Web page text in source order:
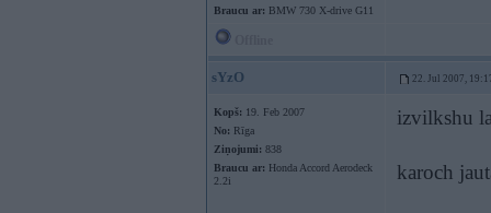
Braucu ar: BMW 730 X-drive G11
sYzO 22. Jul 2007,
Kopš: 19. Feb 2007
No: Rīga
Ziņojumi: 838
Braucu ar: Honda Accord Aerodeck
2.2i
izvilkshu
karoch